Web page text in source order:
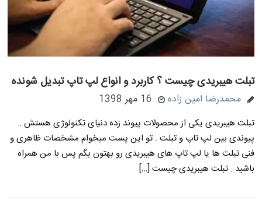
تبلت هیبریدی چیست ؟ کاربرد و انواع لپ تاپ تبدیل شونده
محمدرضا امین زاده 16 مهر 1398
تبلت هیبریدی یکی از محصولات پیوند زده دنیای تکنولوژی هستش .
پیوندی بین لپ تاپ و تبلت . تو این پست میخوام مشخصات ظاهری و
فنی تبلت ها یا لپ تاپ های هیبریدی رو بهتون بگم پس با من همراه
باشید . تبلت هیبریدی چیست […]